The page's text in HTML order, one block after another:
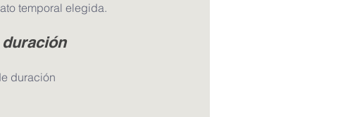
temporal elegida.
duración